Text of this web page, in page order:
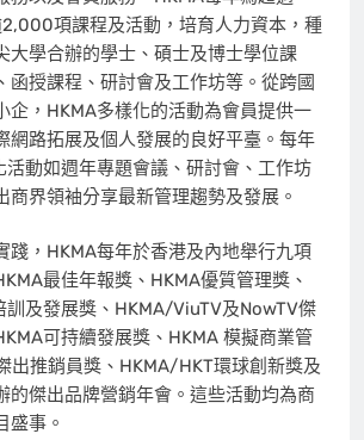
項課程及活動，培育人力資本，種
大學合辦的學士、碩士及博士學位課
函授課程、研討會及工作坊等。從跨國
企，HKMA多樣化的活動為會員提供一
網路拓展及個人發展的良好平臺。每年
活動如週年專題會議、研討會、工作坊
商界領袖分享最新管理趨勢及發展。
踐，HKMA每年於香港及內地舉行九項
最佳年報獎、HKMA優質管理獎、
訓及發展獎、HKMA/ViuTV及NowTV傑
可持續發展獎、HKMA 模擬商業管
出推銷員獎、HKMA/HKT環球創新獎及
的傑出品牌營銷年會。這些活動均為商
盛事。